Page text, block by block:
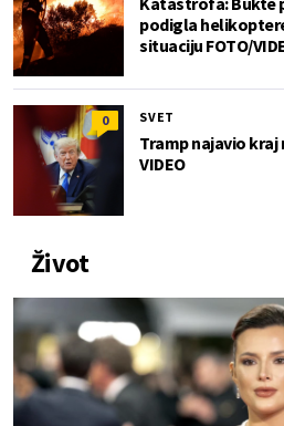
podigla
situaciju FOTO/
0 SVET
Tramp najavio
VIDEO
Život